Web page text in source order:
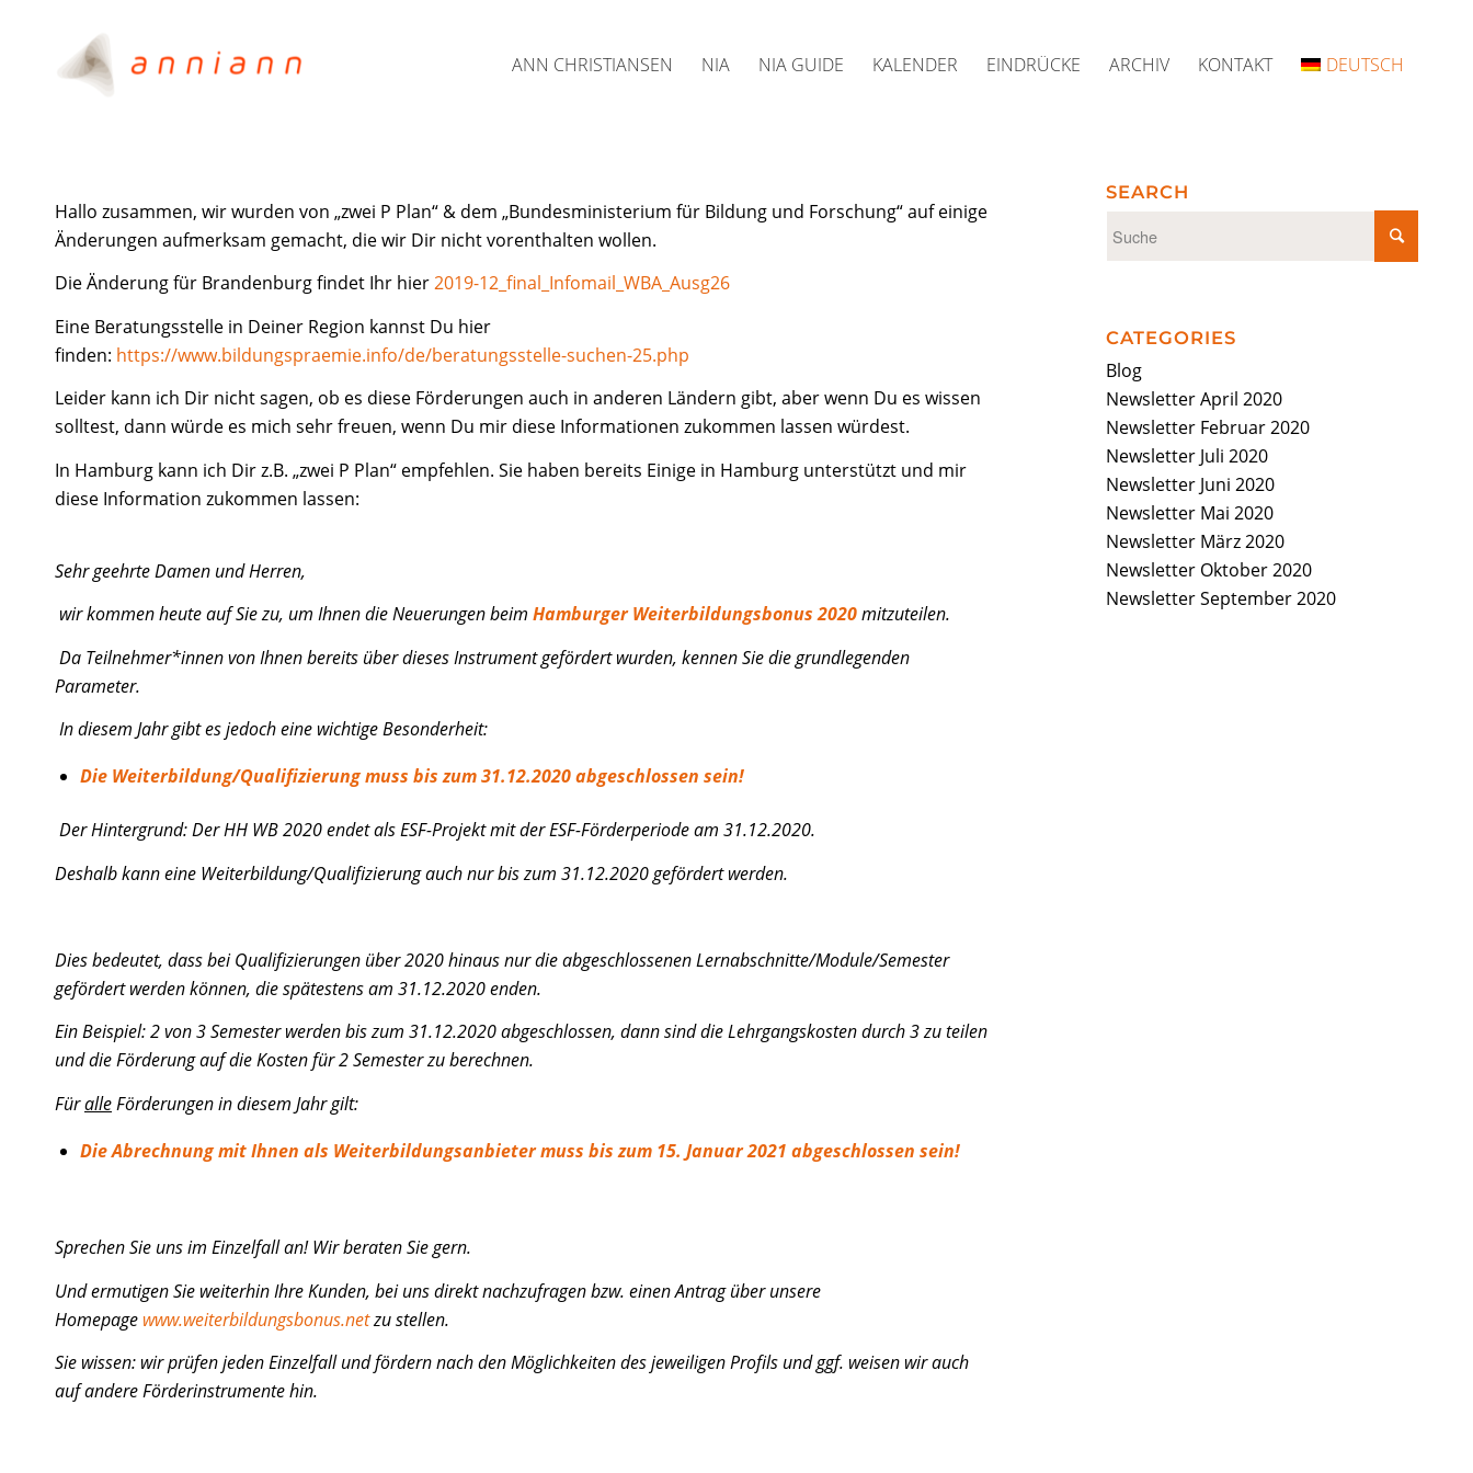
ANN CHRISTIANSEN NIA NIA GUIDE KALENDER EINDRÜCKE ARCHIV KONTAKT DEUTSCH
Hallo zusammen, wir wurden von „zwei P Plan“ & dem „Bundesministerium für Bildung und Forschung“ auf einige
Änderungen aufmerksam gemacht, die wir Dir nicht vorenthalten wollen.
Die Änderung für Brandenburg findet Ihr hier2019-12_final_Infomail_WBA_Ausg26
Eine Beratungsstelle in Deiner Region kannst Du hier
finden: https://www.bildungspraemie.info/de/beratungsstelle-suchen-25.php
Leider kann ich Dir nicht sagen, ob es diese Förderungen auch in anderen Ländern gibt, aber wenn Du es wissen
solltest, dann würde es mich sehr freuen, wenn Du mir diese Informationen zukommen lassen würdest.
In Hamburg kann ich Dir z.B. „zwei P Plan“ empfehlen. Sie haben bereits Einige in Hamburg unterstützt und mir
diese Information zukommen lassen:
Sehr geehrte Damen und Herren,
wir kommen heute auf Sie zu, um Ihnen die Neuerungen beim Hamburger Weiterbildungsbonus 2020mitzuteilen.
Da Teilnehmer*innen von Ihnen bereits über dieses Instrument gefördert wurden, kennen Sie die grundlegenden
Parameter.
In diesem Jahr gibt es jedoch eine wichtige Besonderheit:
Die Weiterbildung/Qualifizierung muss bis zum 31.12.2020 abgeschlossen sein!
Der Hintergrund: Der HH WB 2020 endet als ESF-Projekt mit der ESF-Förderperiode am 31.12.2020.
Deshalb kann eine Weiterbildung/Qualifizierung auch nur bis zum 31.12.2020 gefördert werden.
Dies bedeutet, dass bei Qualifizierungen über 2020 hinaus nur die abgeschlossenen Lernabschnitte/Module/Semester
gefördert werden können, die spätestens am 31.12.2020 enden.
Ein Beispiel: 2 von 3 Semester werden bis zum 31.12.2020 abgeschlossen, dann sind die Lehrgangskosten durch 3 zu teilen
und die Förderung auf die Kosten für 2 Semester zu berechnen.
FüralleFörderungen in diesem Jahr gilt:
Die Abrechnung mit Ihnen als Weiterbildungsanbieter muss bis zum 15. Januar 2021 abgeschlossen sein!
Sprechen Sie uns im Einzelfall an! Wir beraten Sie gern.
Und ermutigen Sie weiterhin Ihre Kunden, bei uns direkt nachzufragen bzw. einen Antrag über unsere
Homepage www.weiterbildungsbonus.netzu stellen.
Sie wissen: wir prüfen jeden Einzelfall und fördern nach den Möglichkeiten des jeweiligen Profils und ggf. weisen wir auch
auf andere Förderinstrumente hin.
SEARCH
CATEGORIES
Blog
Newsletter April 2020
Newsletter Februar 2020
Newsletter Juli 2020
Newsletter Juni 2020
Newsletter Mai 2020
Newsletter März 2020
Newsletter Oktober 2020
Newsletter September 2020